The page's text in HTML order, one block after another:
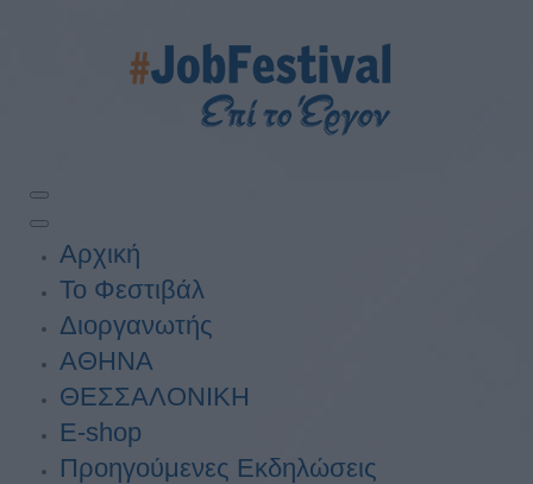
Αρχική
Το Φεστιβάλ
Διοργανωτής
ΑΘΗΝΑ
ΘΕΣΣΑΛΟΝΙΚΗ
E-shop
Προηγούμενες Εκδηλώσεις